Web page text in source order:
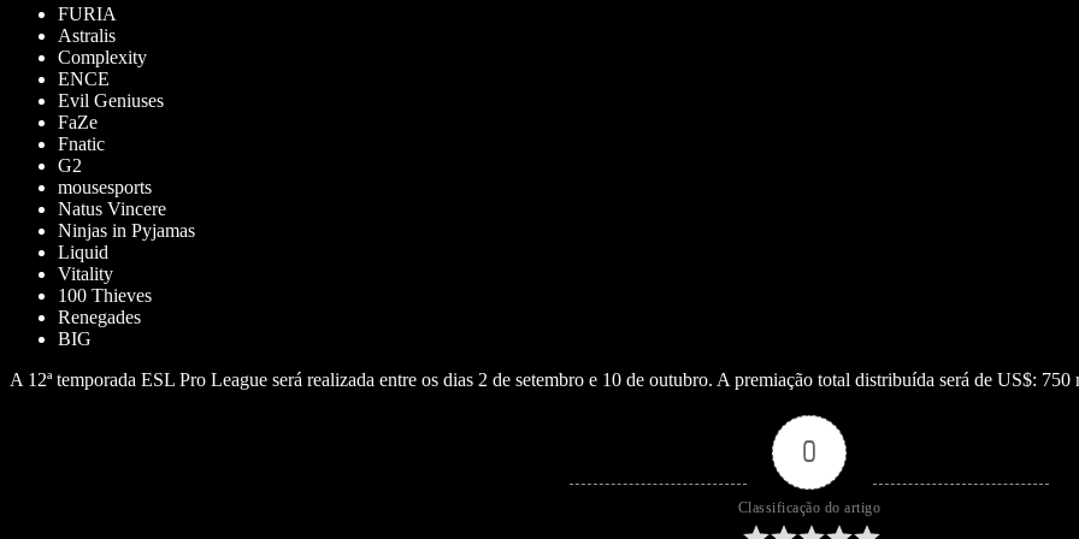
FURIA
Astralis
Complexity
ENCE
Evil Geniuses
FaZe
Fnatic
G2
mousesports
Natus Vincere
Ninjas in Pyjamas
Liquid
Vitality
100 Thieves
Renegades
BIG
A 12ª temporada ESL Pro League será realizada entre os dias 2 de setembro e 10 de outubro. A premiação total distribuída será de US$: 750
0
Classificação do artigo